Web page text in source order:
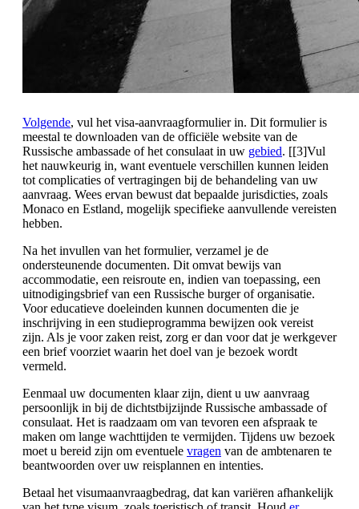
Volgende, vul het visa-aanvraagformulier in. Dit formulier is
meestal te downloaden van de officiële website van de
Russische ambassade of het consulaat in uw gebied. [[3]Vul
het nauwkeurig in, want eventuele verschillen kunnen leiden
tot complicaties of vertragingen bij de behandeling van uw
aanvraag. Wees ervan bewust dat bepaalde jurisdicties, zoals
Monaco en Estland, mogelijk specifieke aanvullende vereisten
hebben.
Na het invullen van het formulier, verzamel je de
ondersteunende documenten. Dit omvat bewijs van
accommodatie, een reisroute en, indien van toepassing, een
uitnodigingsbrief van een Russische burger of organisatie.
Voor educatieve doeleinden kunnen documenten die je
inschrijving in een studieprogramma bewijzen ook vereist
zijn. Als je voor zaken reist, zorg er dan voor dat je werkgever
een brief voorziet waarin het doel van je bezoek wordt
vermeld.
Eenmaal uw documenten klaar zijn, dient u uw aanvraag
persoonlijk in bij de dichtstbijzijnde Russische ambassade of
consulaat. Het is raadzaam om van tevoren een afspraak te
maken om lange wachttijden te vermijden. Tijdens uw bezoek
moet u bereid zijn om eventuele vragen van de ambtenaren te
beantwoorden over uw reisplannen en intenties.
Betaal het visumaanvraagbedrag, dat kan variëren afhankelijk